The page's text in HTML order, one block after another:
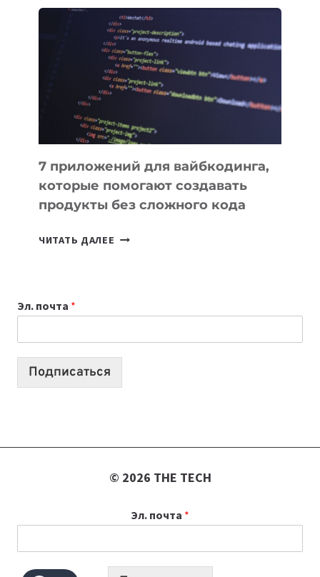
ПОЛЕЗНЫХ
ИНСТРУМЕНТОВ
ДЛЯ
РАБОТЫ
7 приложений для вайбкодинга,
которые помогают создавать
продукты без сложного кода
ЧИТАТЬ ДАЛЕЕ
СОЗДАВАТЬ
ПРОДУКТЫ
Эл. почта *
Подписаться
© 2026 THE TECH
Эл. почта *